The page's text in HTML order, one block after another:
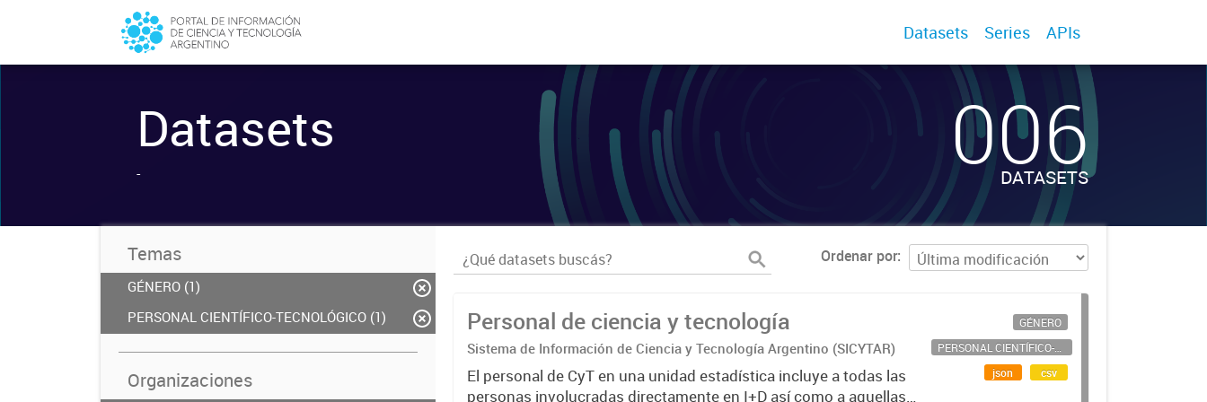
Datasets Series APIs
Datasets
- 006
DATASETS
Temas
GÉNERO (1)
PERSONAL CIENTÍFICO-TECNOLÓGICO (1)
Organizaciones
Ordenar por
Personal de ciencia y tecnología
Sistema de Información de Ciencia y Tecnología Argentino (SICYTAR)
El personal de CyT en una unidad estadística incluye a todas las
personas involucradas directamente en I+D así como a aquellas
GÉNERO
PERSONAL CIENTÍFICO-TECNOLÓGICO
json
csv